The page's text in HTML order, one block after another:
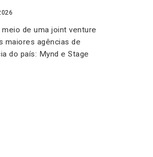
de uma joint venture
maiores agências de
do país: Mynd e Stage